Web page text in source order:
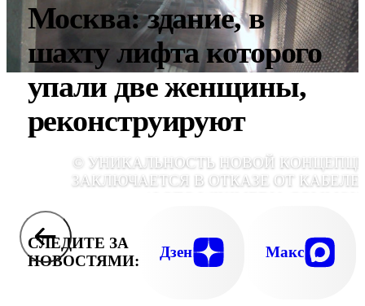
Москва: здание, в
шахту лифта которого
упали две женщины,
реконструируют
© УНИКАЛЬНОСТЬ НОВОЙ
ЗАКЛЮЧАЕТСЯ В ОТКАЗЕ ОТ
СЛЕДИТЕ ЗА
НОВОСТЯМИ:
Дзен Макс